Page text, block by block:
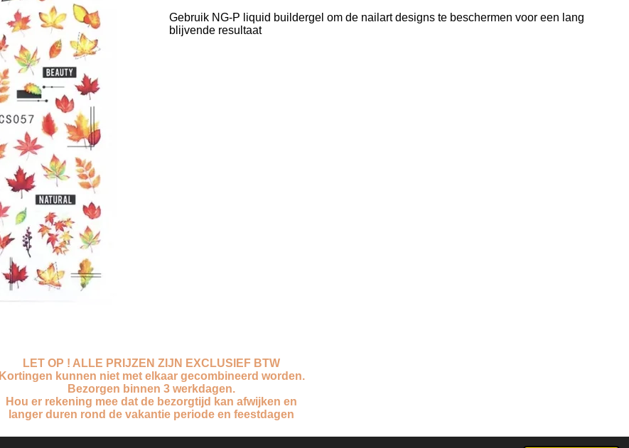
Gebruik NG-P liquid buildergel om de nailart designs te beschermen voor een lang
blijvende resultaat
LET OP ! ALLE PRIJZEN ZIJN EXCLUSIEF BTW
Kortingen kunnen niet met elkaar gecombineerd worden.
Bezorgen binnen 3 werkdagen.
Hou er rekening mee dat de bezorgtijd kan afwijken en
langer duren rond de vakantie periode en feestdagen